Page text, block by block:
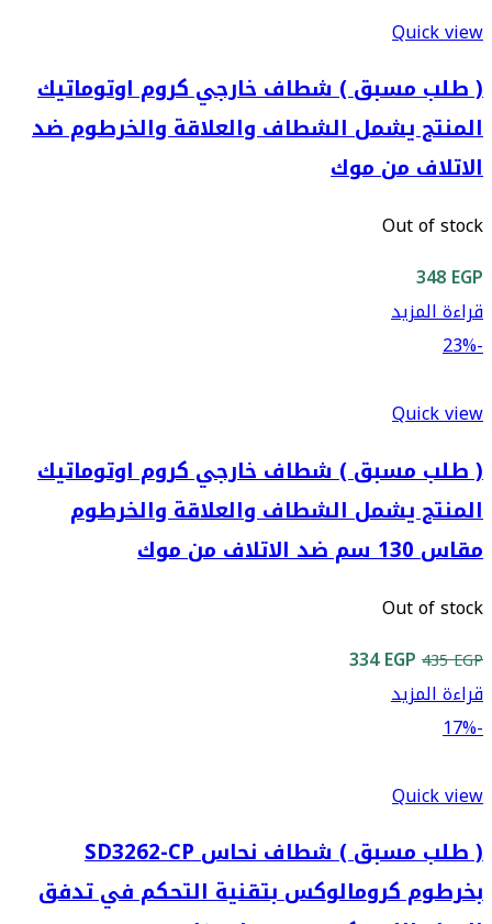
1,300 EGP.Quick view
( طلب مسبق ) شطاف خارجي كروم اوتوماتيك
المنتج يشمل الشطاف والعلاقة والخرطوم ضد
الاتلاف من موك
Out of stock
348EGP
قراءة المزيد
-23%
Quick view
( طلب مسبق ) شطاف خارجي كروم اوتوماتيك
المنتج يشمل الشطاف والعلاقة والخرطوم
مقاس 130 سم ضد الاتلاف من موك
Out of stock
435EGP
السعر
الأصلي
334EGP
السعر
قراءة المزيد
-17%
Quick view
( طلب مسبق ) شطاف نحاس SD3262-CP
بخرطوم كرومالوكس بتقنية التحكم في تدفق